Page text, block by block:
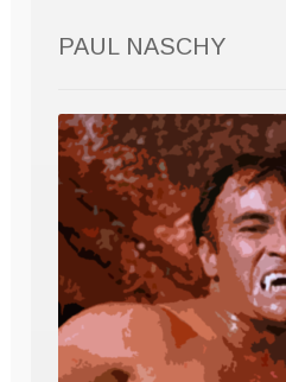
PAUL NASCHY